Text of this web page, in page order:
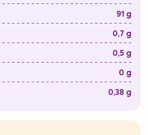
91 g
0,7 g
0,5 g
0 g
0,38 g